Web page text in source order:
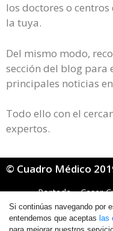
los doctores o
la tuya.
Del mismo modo,
sección del blog para
principales noticias
Todo ello con el
expertos.
© Cuadro Médico
Portada»Caser
Si continúas navegando por
entendemos que aceptas las